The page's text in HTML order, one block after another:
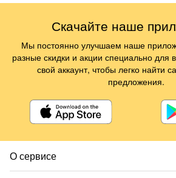
О сервисе
Скачайте наше
Мы постоянно улучшаем наше
разные скидки и акции специально для
свой аккаунт, чтобы легко найти
предложения.